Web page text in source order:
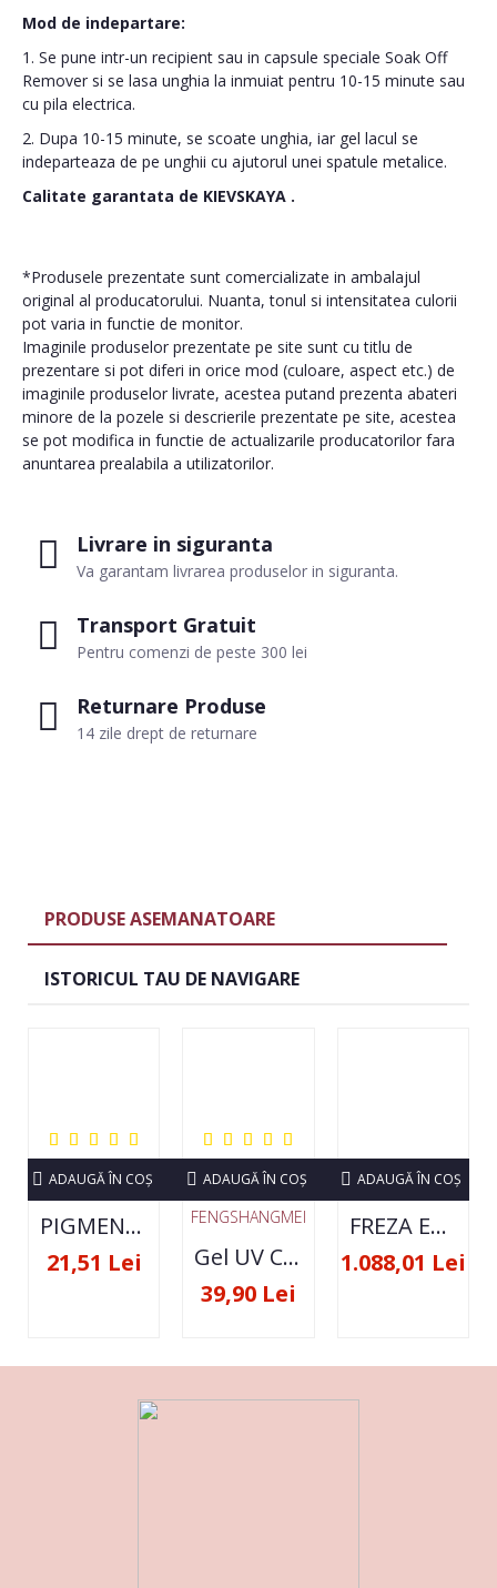
Livrare in siguranta
Va garantam livrarea produselor in siguranta.
Transport Gratuit
Pentru comenzi de peste 300 lei
Returnare Produse
14 zile drept de returnare
Mod de indepartare:
1. Se pune intr-un recipient sau in capsule speciale Soak Off
Remover si se lasa unghia la inmuiat pentru 10-15 minute sau
cu pila electrica.
2. Dupa 10-15 minute, se scoate unghia, iar gel lacul se
indeparteaza de pe unghii cu ajutorul unei spatule metalice.
Calitate garantata de KIEVSKAYA .
*Produsele prezentate sunt comercializate in ambalajul
original al producatorului. Nuanta, tonul si intensitatea culorii
pot varia in functie de monitor.
Imaginile produselor prezentate pe site sunt cu titlu de
prezentare si pot diferi in orice mod (culoare, aspect etc.) de
imaginile produselor livrate, acestea putand prezenta abateri
minore de la pozele si descrierile prezentate pe site, acestea
se pot modifica in functie de actualizarile producatorilor fara
anuntarea prealabila a utilizatorilor.
PRODUSE ASEMANATOARE
ISTORICUL TAU DE NAVIGARE
PIGMENT NEON SET 12 CULORI
21,51 Lei
ADAUGĂ ÎN COŞ
FENGSHANGMEI
Gel UV Constructie FSM 50ML - 07
39,90 Lei
ADAUGĂ ÎN COŞ
FREZA ELECTRICA STRONG 210 35000 RPM- ORIGINALA
1.088,01 Lei
ADAUGĂ ÎN COŞ